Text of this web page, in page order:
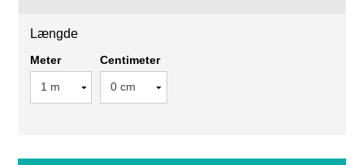
Længde
Meter Centimeter